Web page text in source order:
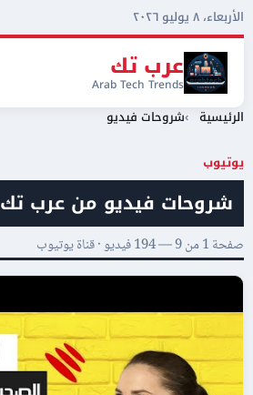
الأربعاء، ٨ يوليو ٢٠٢٦
عرب تك
Arab Tech Trends
الرئيسية
شروحات فيديو
يوتيوب
شروحات فيديو من عرب تك
صفحة 1 من 9 — 194 فيديو · قناة يوتيوب